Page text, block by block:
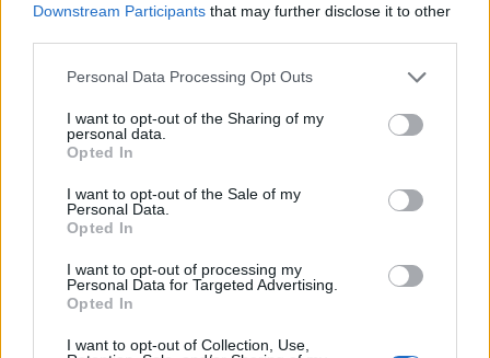
Downstream Participants that may further disclose it to other
Personal Data Processing Opt Outs
I want to opt-out of the Sharing of my
personal data.
Opted In
I want to opt-out of the Sale of my
Personal Data.
Opted In
I want to opt-out of processing my
Personal Data for Targeted Advertising.
Opted In
I want to opt-out of Collection, Use,
A legidegesítőbb kifejezések laza
gyűjteménye
Elyna Robbs: Adéle és az örökölt árnyak
A világ legismertebb ruhái